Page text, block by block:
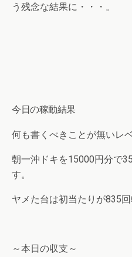
う残念な結果に・・・。
今日の稼動結果
何も書くべきことが無いレ
朝一沖ドキを15000円分で
す。
ヤメた台は初当たりが835回
～本日の収支～